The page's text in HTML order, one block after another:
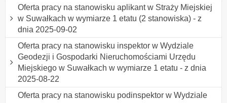
Oferta pracy na stanowisku aplikant w Straży Miejskiej
w Suwałkach w wymiarze 1 etatu (2 stanowiska) - z
dnia 2025-09-02
Oferta pracy na stanowisku inspektor w Wydziale
Geodezji i Gospodarki Nieruchomościami Urzędu
Miejskiego w Suwałkach w wymiarze 1 etatu - z dnia
2025-08-22
Oferta pracy na stanowisku podinspektor w Wydziale